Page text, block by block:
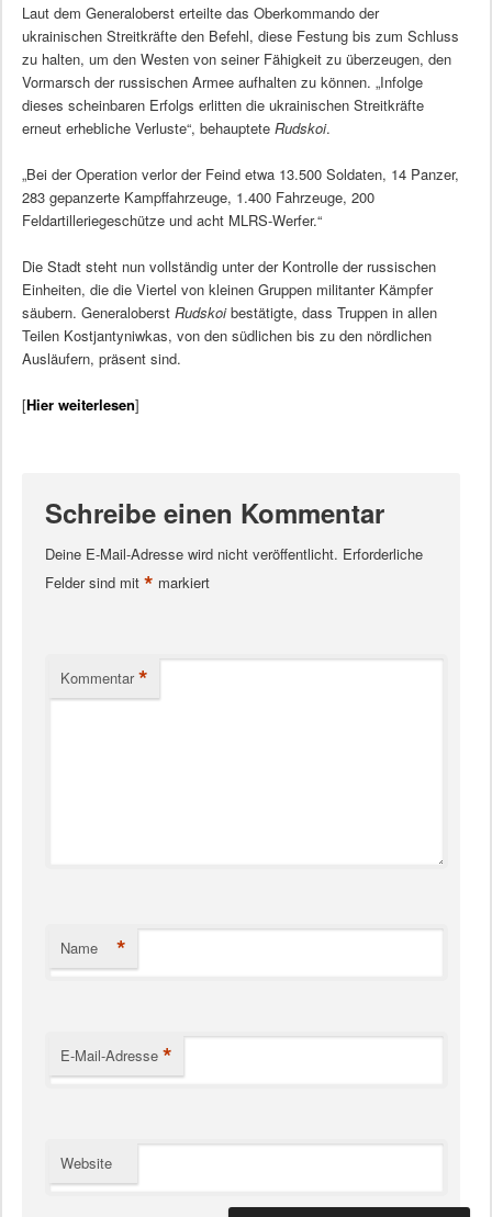
Laut dem Generaloberst erteilte das Oberkommando der
ukrainischen Streitkräfte den Befehl, diese Festung bis zum Schluss
zu halten, um den Westen von seiner Fähigkeit zu überzeugen, den
Vormarsch der russischen Armee aufhalten zu können. „Infolge
dieses scheinbaren Erfolgs erlitten die ukrainischen Streitkräfte
erneut erhebliche Verluste“, behauptete Rudskoi.
„Bei der Operation verlor der Feind etwa 13.500 Soldaten, 14 Panzer,
283 gepanzerte Kampffahrzeuge, 1.400 Fahrzeuge, 200
Feldartilleriegeschütze und acht MLRS-Werfer.“
Die Stadt steht nun vollständig unter der Kontrolle der russischen
Einheiten, die die Viertel von kleinen Gruppen militanter Kämpfer
säubern. Generaloberst Rudskoibestätigte, dass Truppen in allen
Teilen Kostjantyniwkas, von den südlichen bis zu den nördlichen
Ausläufern, präsent sind.
[Hier weiterlesen]
Schreibe einen Kommentar
Deine E-Mail-Adresse wird nicht veröffentlicht. Erforderliche
Felder sind mit * markiert
Kommentar *
Name *
E-Mail-Adresse *
Website